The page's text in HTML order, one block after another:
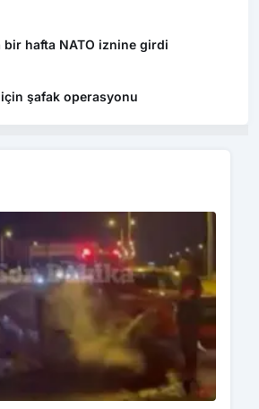
bir hafta NATO iznine girdi
için şafak operasyonu